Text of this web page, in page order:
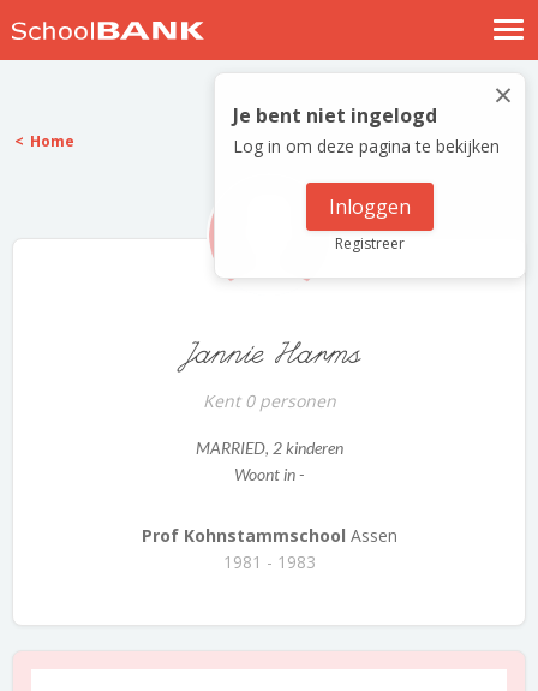
Nostalgische verhalen
Log in
Meld je gratis aan
×
Je bent niet ingelogd
Log in om deze pagina te bekijken
Inloggen
Registreer
Home
Jannie Harms
Kent 0 personen
MARRIED, 2 kinderen
Woont in -
Prof Kohnstammschool Assen
1981 - 1983